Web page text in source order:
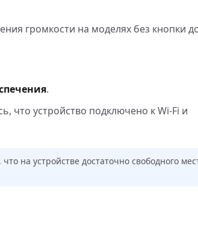
громкости на моделях без кнопки
.
что устройство подключено к Wi-Fi и
на устройстве достаточно свободного